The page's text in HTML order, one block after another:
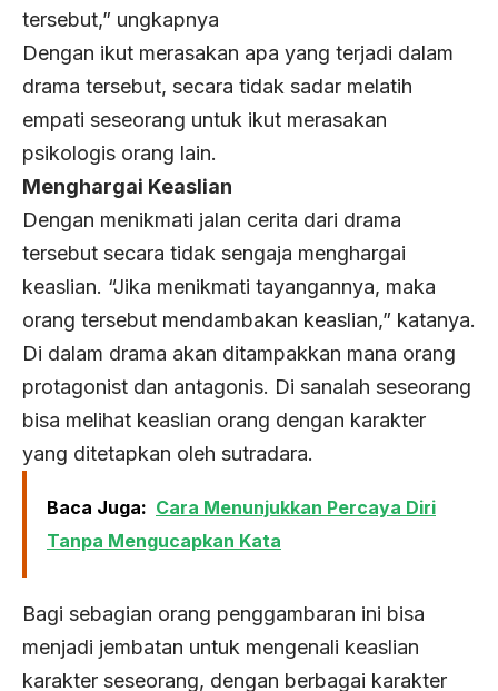
tersebut,” ungkapnya
Dengan ikut merasakan apa yang terjadi dalam
drama tersebut, secara tidak sadar melatih
empati seseorang untuk ikut merasakan
psikologis orang lain.
Menghargai Keaslian
Dengan menikmati jalan cerita dari drama
tersebut secara tidak sengaja menghargai
keaslian. “Jika menikmati tayangannya, maka
orang tersebut mendambakan keaslian,” katanya.
Di dalam drama akan ditampakkan mana orang
protagonist dan antagonis. Di sanalah seseorang
bisa melihat keaslian orang dengan karakter
yang ditetapkan oleh sutradara.
Baca Juga: Cara Menunjukkan Percaya Diri
Tanpa Mengucapkan Kata
Bagi sebagian orang penggambaran ini bisa
menjadi jembatan untuk mengenali keaslian
karakter seseorang, dengan berbagai karakter